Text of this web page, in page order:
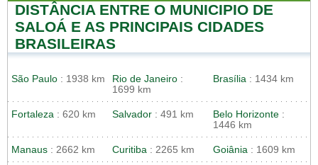
DISTÂNCIA ENTRE O MUNICIPIO DE
SALOÁ E AS PRINCIPAIS CIDADES
BRASILEIRAS
São Paulo : 1938 km Rio de Janeiro :
1699 km
Brasília : 1434 km
Fortaleza : 620 km Salvador : 491 km Belo Horizonte :
1446 km
Manaus : 2662 km Curitiba : 2265 km Goiânia : 1609 km